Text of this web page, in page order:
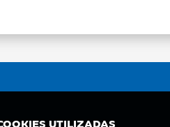
UTILIZADAS